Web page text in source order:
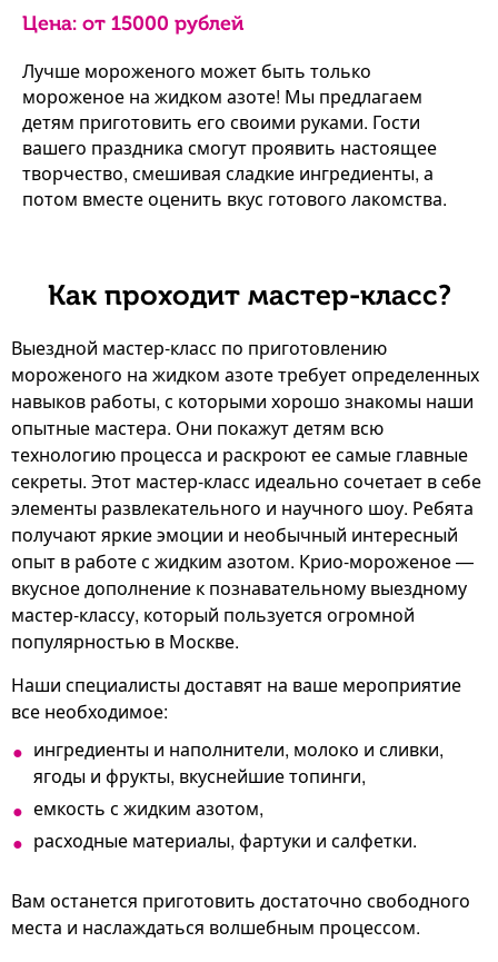
Цена: от 15000 рублей
Лучше мороженого может быть только
мороженое на жидком азоте! Мы предлагаем
детям приготовить его своими руками. Гости
вашего праздника смогут проявить настоящее
творчество, смешивая сладкие ингредиенты, а
потом вместе оценить вкус готового лакомства.
Как проходит мастер-класс?
Выездной мастер-класс по приготовлению
мороженого на жидком азоте требует определенных
навыков работы, с которыми хорошо знакомы наши
опытные мастера. Они покажут детям всю
технологию процесса и раскроют ее самые главные
секреты. Этот мастер-класс идеально сочетает в себе
элементы развлекательного и научного шоу. Ребята
получают яркие эмоции и необычный интересный
опыт в работе с жидким азотом. Крио-мороженое —
вкусное дополнение к познавательному выездному
мастер-классу, который пользуется огромной
популярностью в Москве.
Наши специалисты доставят на ваше мероприятие
все необходимое:
ингредиенты и наполнители, молоко и сливки,
ягоды и фрукты, вкуснейшие топинги,
емкость с жидким азотом,
расходные материалы, фартуки и салфетки.
Вам останется приготовить достаточно свободного
места и наслаждаться волшебным процессом.